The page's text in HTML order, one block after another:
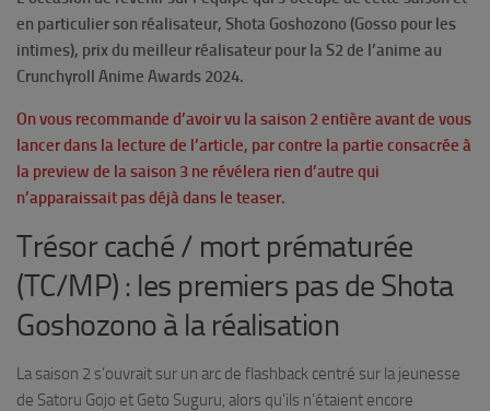
en particulier son réalisateur, Shota Goshozono (Gosso pour les
intimes), prix du meilleur réalisateur pour la S2 de l’anime au
Crunchyroll Anime Awards 2024.
On vous recommande d’avoir vu la saison 2 entière avant de vous
lancer dans la lecture de l’article, par contre la partie consacrée à
la preview de la saison 3 ne révélera rien d’autre qui
n’apparaissait pas déjà dans le teaser.
Trésor caché / mort prématurée
(TC/MP) : les premiers pas de Shota
Goshozono à la réalisation
La saison 2 s’ouvrait sur un arc de flashback centré sur la jeunesse
de Satoru Gojo et Geto Suguru, alors qu’ils n’étaient encore